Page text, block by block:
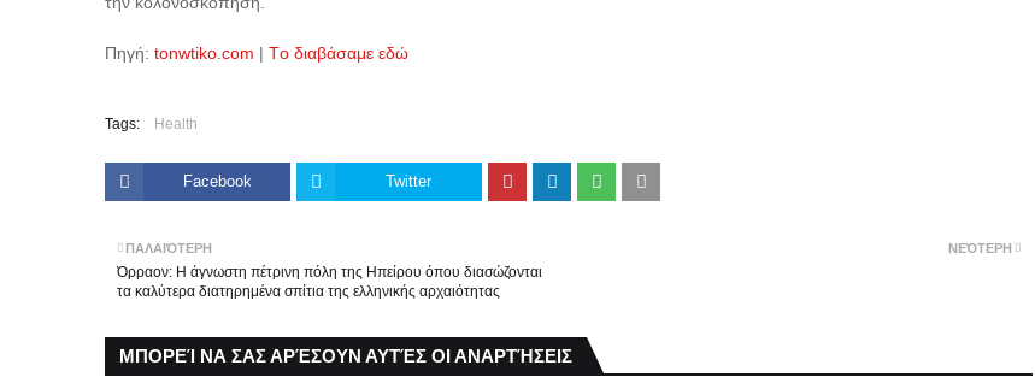
Πηγή: tonwtiko.com | Tο διαβάσαμε εδώ
Tags: Health
Facebook Twitter
ΝΕΌΤΕΡΗ
ΠΑΛΑΙΌΤΕΡΗ
Όρραον: Η άγνωστη πέτρινη πόλη της Ηπείρου όπου διασώζονται
τα καλύτερα διατηρημένα σπίτια της ελληνικής αρχαιότητας
ΜΠΟΡΕΊ ΝΑ ΣΑΣ ΑΡΈΣΟΥΝ ΑΥΤΈΣ ΟΙ ΑΝΑΡΤΉΣΕΙΣ